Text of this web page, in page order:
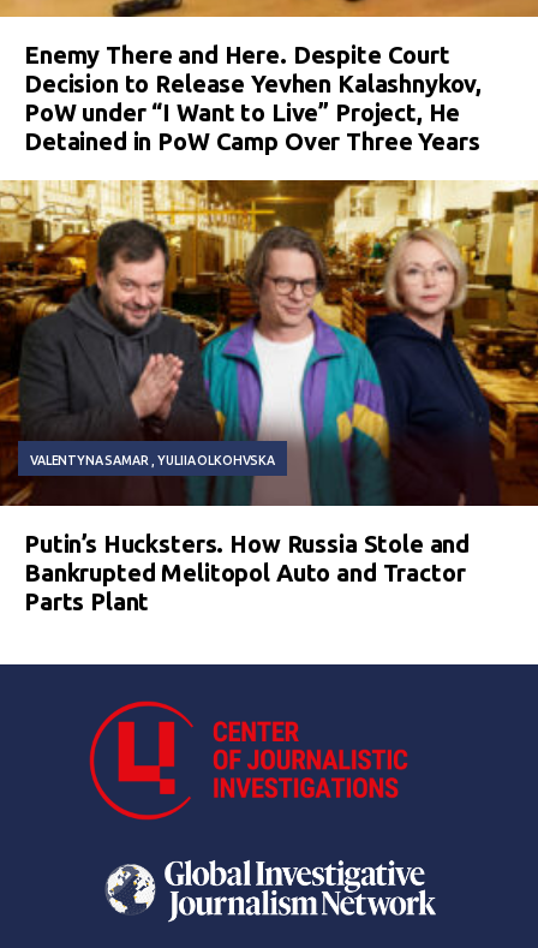
Enemy There and Here. Despite Court
Decision to Release Yevhen Kalashnykov,
PoW under “I Want to Live” Project, He
Detained in PoW Camp Over Three Years
VALENTYNA SAMAR YULIIA OLKOHVSKA
Putin’s Hucksters. How Russia Stole and
Bankrupted Melitopol Auto and Tractor
Parts Plant